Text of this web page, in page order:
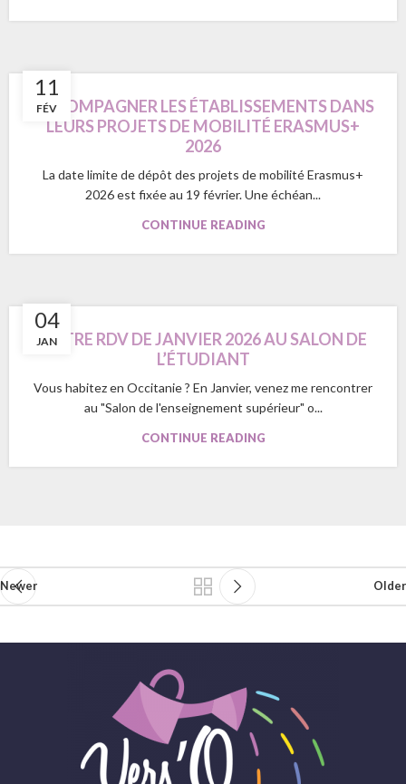
11
FÉV
ACCOMPAGNER LES ÉTABLISSEMENTS DANS
LEURS PROJETS DE MOBILITÉ ERASMUS+
2026
La date limite de dépôt des projets de mobilité Erasmus+
2026 est fixée au 19 février. Une échéan...
CONTINUE READING
04
JAN
NOTRE RDV DE JANVIER 2026 AU SALON DE
L’ÉTUDIANT
Vous habitez en Occitanie ? En Janvier, venez me rencontrer
au "Salon de l'enseignement supérieur" o...
CONTINUE READING
Newer Older